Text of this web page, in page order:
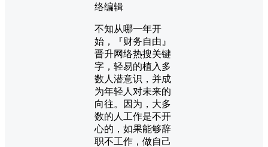
络编辑
不知从哪一年开
始，『财务自由』
晋升网络热搜关键
字，轻易的植入多
数人潜意识，并成
为年轻人对未来的
向往。因为，大多
数的人工作是不开
心的，如果能够辞
职不工作，做自己